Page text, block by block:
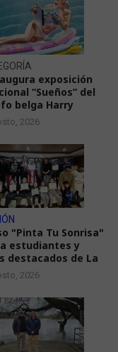
exposición
“Sueños” del
belga Harry
2026
"Pinta Tu Sonrisa"
estudiantes y
destacados de La
2026